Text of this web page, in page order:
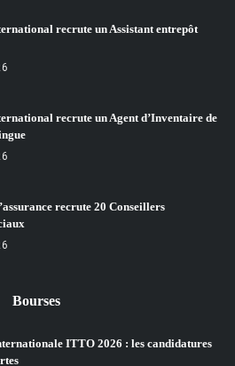
recrute un Assistant entrepôt
recrute un Agent d’Inventaire de
recrute 20 Conseillers
Bourses
ITTO 2026 : les candidatures